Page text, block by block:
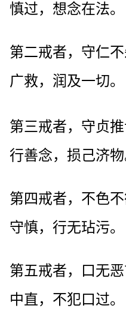
慎过，想念在法。
第二戒者，守仁
广救，润及一切。
第三戒者，守贞
行善念，损己济物
第四戒者，不色
守慎，行无玷污。
第五戒者，口无
中直，不犯口过。